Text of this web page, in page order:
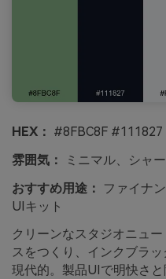
HEX： #8FBC8F
雰囲気：
ミニマル、シャ
おすすめ用途：
ファイナ
UIキット
クリーンなスタジオニュ
スをつくり、インクブラ
現代的。製品UIで明快さ